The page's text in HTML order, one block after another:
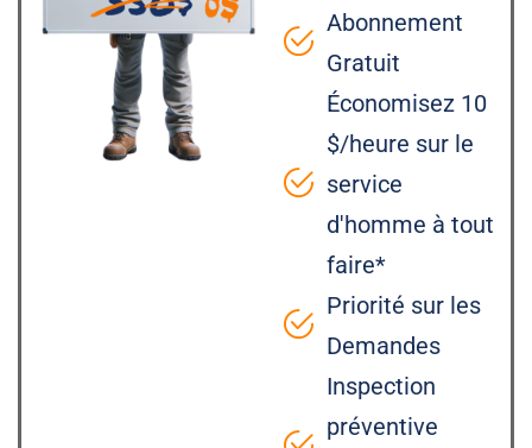
Abonnement
Gratuit
Économisez 10
$/heure sur le
service
d'homme à tout
faire*
Priorité sur les
Demandes
Inspection
préventive